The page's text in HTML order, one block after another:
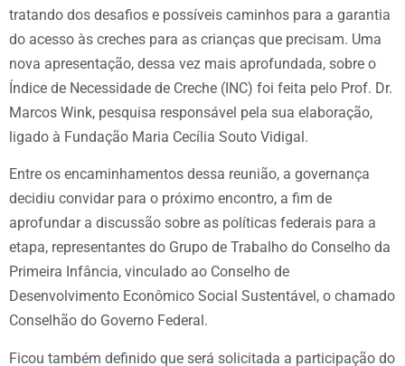
tratando dos desafios e possíveis caminhos para a garantia
do acesso às creches para as crianças que precisam. Uma
nova apresentação, dessa vez mais aprofundada, sobre o
Índice de Necessidade de Creche (INC) foi feita pelo Prof. Dr.
Marcos Wink, pesquisa responsável pela sua elaboração,
ligado à Fundação Maria Cecília Souto Vidigal.
Entre os encaminhamentos dessa reunião, a governança
decidiu convidar para o próximo encontro, a fim de
aprofundar a discussão sobre as políticas federais para a
etapa, representantes do Grupo de Trabalho do Conselho da
Primeira Infância, vinculado ao Conselho de
Desenvolvimento Econômico Social Sustentável, o chamado
Conselhão do Governo Federal.
Ficou também definido que será solicitada a participação do